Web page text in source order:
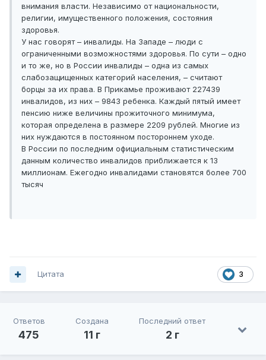
внимания власти. Независимо от национальности,
религии, имущественного положения, состояния
здоровья.
У нас говорят – инвалиды. На Западе – люди с
ограниченными возможностями здоровья. По сути – одно
и то же, но в России инвалиды – одна из самых
слабозащищенных категорий населения, – считают
борцы за их права. В Прикамье проживают 227439
инвалидов, из них – 9843 ребенка. Каждый пятый имеет
пенсию ниже величины прожиточного минимума,
которая определена в размере 2209 рублей. Многие из
них нуждаются в постоянном постороннем уходе.
В России по последним официальным статистическим
данным количество инвалидов приближается к 13
миллионам. Ежегодно инвалидами становятся более 700
тысяч
3
Цитата
Ответов
475
Создана
11 г
Последний ответ
2 г